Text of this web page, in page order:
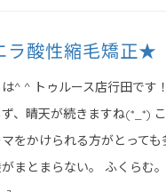
ラ酸性縮毛矯正★
^ ^ トゥルース店行田です
、晴天が続きますね(*_*)
をかけられる方がとって
まとまらない。 ふくらむ